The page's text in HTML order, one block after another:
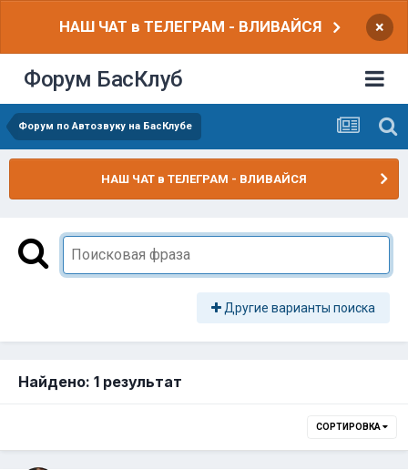
НАШ ЧАТ в ТЕЛЕГРАМ - ВЛИВАЙСЯ ×
Форум БасКлуб
Форум по Автозвуку на БасКлубе
НАШ ЧАТ в ТЕЛЕГРАМ - ВЛИВАЙСЯ
Другие варианты поиска
Найдено: 1 результат
СОРТИРОВКА